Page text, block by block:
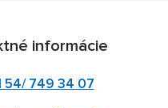
informácie
54/ 749 34 07